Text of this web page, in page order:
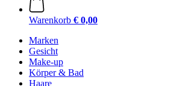
Warenkorb € 0,00
Marken
Gesicht
Make-up
Körper & Bad
Haare